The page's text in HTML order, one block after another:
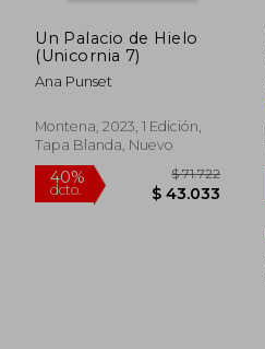
Un Palacio de Hielo
(Unicornia 7)
Ana Punset
Montena, 2023, 1 Edición,
Tapa Blanda, Nuevo